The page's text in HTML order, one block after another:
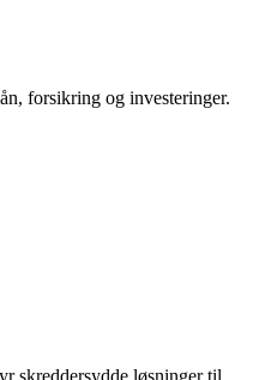
forsikring og investeringer.
skreddersydde løsninger til